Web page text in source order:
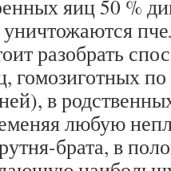
яиц 50 %
разобрать
гомозиготных по
в
любую
брата, в